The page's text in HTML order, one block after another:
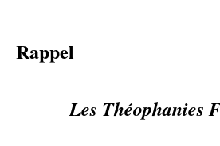
Rappel
Les Théophanies